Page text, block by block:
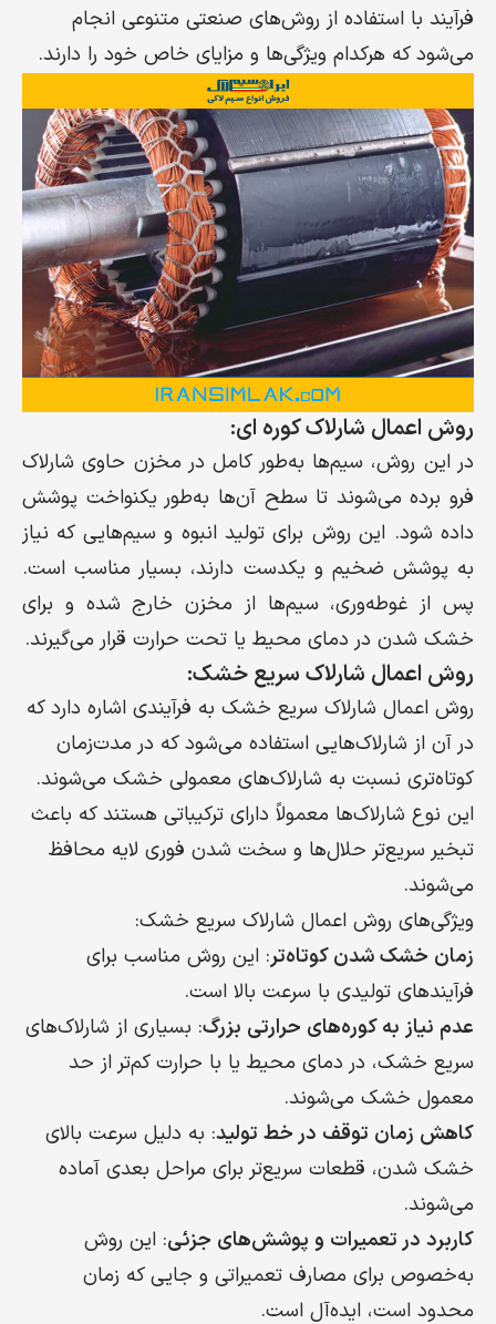
فرآیند با استفاده از روش‌های صنعتی متنوعی انجام
می‌شود که هرکدام ویژگی‌ها و مزایای خاص خود را دارند.
روش اعمال شارلاک کوره ای:
در این روش، سیم‌ها به‌طور کامل در مخزن حاوی شارلاک
فرو برده می‌شوند تا سطح آن‌ها به‌طور یکنواخت پوشش
داده شود. این روش برای تولید انبوه و سیم‌هایی که نیاز
به پوشش ضخیم و یکدست دارند، بسیار مناسب است.
پس از غوطه‌وری، سیم‌ها از مخزن خارج شده و برای
خشک شدن در دمای محیط یا تحت حرارت قرار می‌گیرند.
روش اعمال شارلاک سریع خشک:
روش اعمال شارلاک سریع خشک به فرآیندی اشاره دارد که
در آن از شارلاک‌هایی استفاده می‌شود که در مدت‌زمان
کوتاه‌تری نسبت به شارلاک‌های معمولی خشک می‌شوند.
این نوع شارلاک‌ها معمولاً دارای ترکیباتی هستند که باعث
تبخیر سریع‌تر حلال‌ها و سخت شدن فوری لایه محافظ
می‌شوند.
ویژگی‌های روش اعمال شارلاک سریع خشک:
زمان خشک شدن کوتاه‌تر: این روش مناسب برای
فرآیندهای تولیدی با سرعت بالا است.
عدم نیاز به کوره‌های حرارتی بزرگ: بسیاری از شارلاک‌های
سریع خشک، در دمای محیط یا با حرارت کم‌تر از حد
معمول خشک می‌شوند.
کاهش زمان توقف در خط تولید: به دلیل سرعت بالای
خشک شدن، قطعات سریع‌تر برای مراحل بعدی آماده
می‌شوند.
کاربرد در تعمیرات و پوشش‌های جزئی: این روش
به‌خصوص برای مصارف تعمیراتی و جایی که زمان
محدود است، ایده‌آل است.